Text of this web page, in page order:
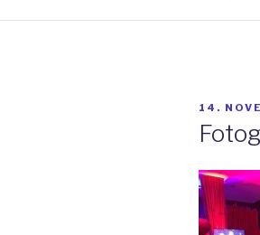
AM
14.